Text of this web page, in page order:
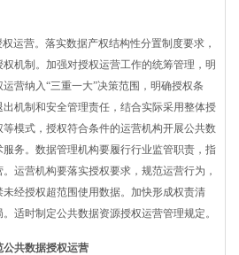
营。落实数据产权结构性分置制度要求，
机制。加强对授权运营工作的统筹管理，明
营纳入“三重一大”决策范围，明确授权条
机制和安全管理责任，结合实际采用整体授
模式，授权符合条件的运营机构开展公共数
务。数据管理机构要履行行业监管职责，指
运营机构要落实授权要求，规范运营行为，
经授权超范围使用数据。加快形成权责清
适时制定公共数据资源授权运营管理规定。
共数据授权运营